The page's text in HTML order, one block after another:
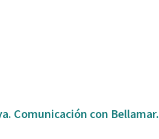
Comunicación con Bellamar.